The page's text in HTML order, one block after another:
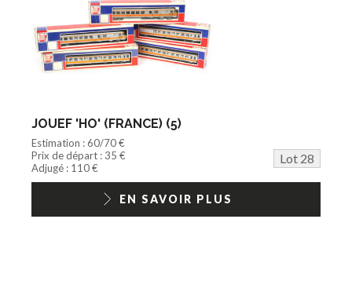
JOUEF 'HO' (FRANCE) (5)
Estimation : 60/70 €
Prix de départ : 35 €
Lot 28
Adjugé : 110 €
EN SAVOIR PLUS